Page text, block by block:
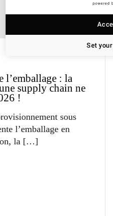
l’emballage : la
supply chain ne
!
sous
l’emballage en
la
powered
Set